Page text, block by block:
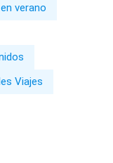
verano
Viajes